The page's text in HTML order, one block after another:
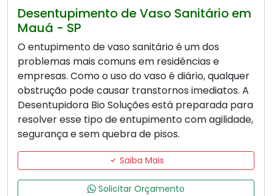
Desentupimento de Vaso Sanitário em
Mauá - SP
O entupimento de vaso sanitário é um dos
problemas mais comuns em residências e
empresas. Como o uso do vaso é diário, qualquer
obstrução pode causar transtornos imediatos. A
Desentupidora Bio Soluções está preparada para
resolver esse tipo de entupimento com agilidade,
segurança e sem quebra de pisos.
Saiba Mais
Solicitar Orçamento